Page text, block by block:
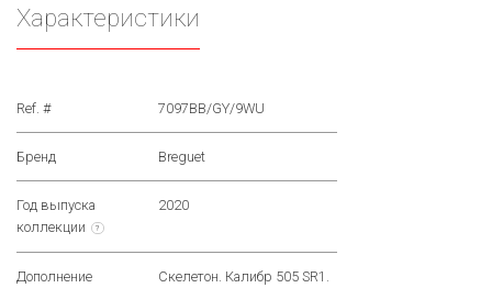
Характеристики
Ref. # 7097BB/GY/9WU
Бренд Breguet
Год выпуска
коллекции
?
2020
Дополнение
Скелетон. Калибр 505 SR1.